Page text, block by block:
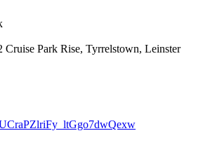
Park Rise, Tyrrelstown, Leinster